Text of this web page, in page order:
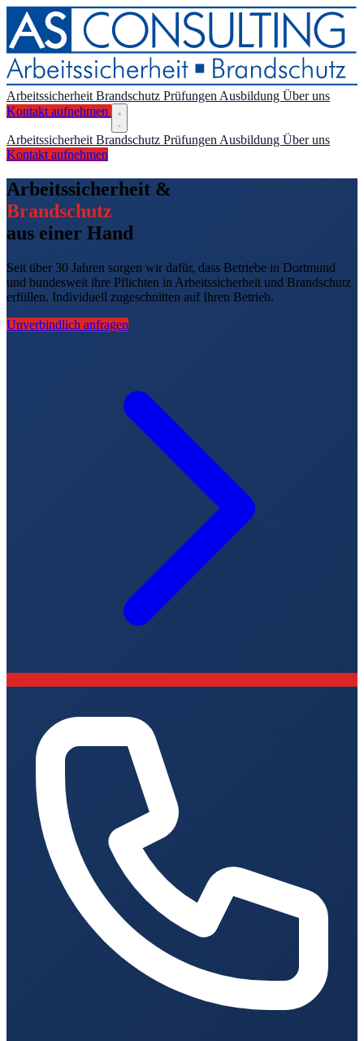
Arbeitssicherheit Brandschutz Prüfungen Ausbildung Über uns
Kontakt aufnehmen
Arbeitssicherheit Brandschutz Prüfungen Ausbildung Über uns
Kontakt aufnehmen
Arbeitssicherheit &
Brandschutz
aus einer Hand
Seit über 30 Jahren sorgen wir dafür, dass Betriebe in Dortmund
und bundesweit ihre Pflichten in Arbeitssicherheit und Brandschutz
erfüllen. Individuell zugeschnitten auf Ihren Betrieb.
Unverbindlich anfragen